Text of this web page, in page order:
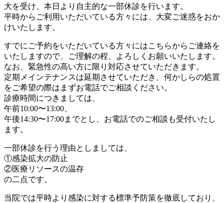
大を受け、本日より自主的な一部休診を行います。
平時からご利用いただいている方々には、大変ご迷惑をおか
けいたします。
すでにご予約をいただいている方々にはこちらからご連絡を
いたしますので、ご理解の程、よろしくお願いいたします。
なお、緊急性の高い方に限り対応させていただきます。
定期メインテナンスは延期させていただき、何かしらの処置
をご希望の際はまずお電話でご相談ください。
診療時間につきましては、
午前10:00〜13:00、
午後14:30〜17:00までとし、お電話でのご相談も受付いたし
ます。
一部休診を行う理由としましては、
①感染拡大の防止
②医療リソースの温存
の二点です。
当院では平時より感染に対する標準予防策を徹底しており、